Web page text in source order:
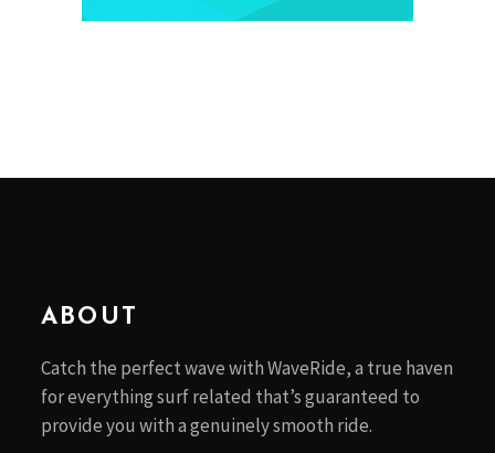
ABOUT
Catch the perfect wave with WaveRide, a true haven
for everything surf related that’s guaranteed to
provide you with a genuinely smooth ride.